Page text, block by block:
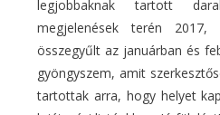
legjobbaknak tartott
megjelenések terén
összegyűlt az januárban és
gyöngyszem, amit
tartottak arra, hogy helyet